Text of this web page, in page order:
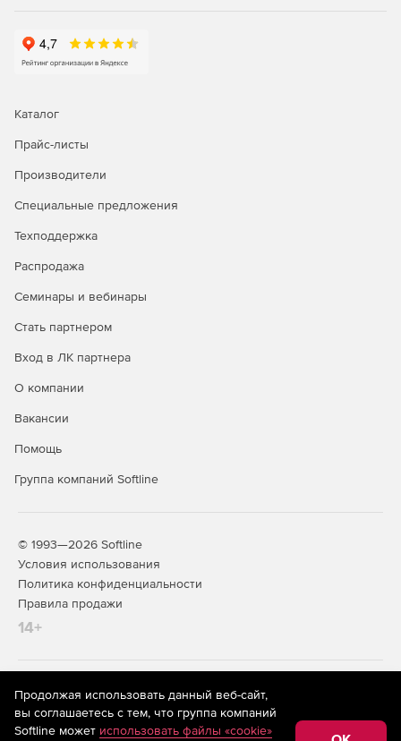
Каталог
Прайс-листы
Производители
Специальные предложения
Техподдержка
Распродажа
Семинары и вебинары
Стать партнером
Вход в ЛК партнера
О компании
Вакансии
Помощь
Группа компаний Softline
© 1993—2026 Softline
Условия использования
Политика конфиденциальности
Правила продажи
14+
На информационном ресурсе store.softline.ru применяются
рекомендательные технологии
(информационные технологии
предоставления информации на основе сбора,
систематизации и анализа сведений, относящихся к
Продолжая использовать данный веб-сайт,
вы соглашаетесь с тем, что группа компаний
Softline может использовать файлы «cookie»